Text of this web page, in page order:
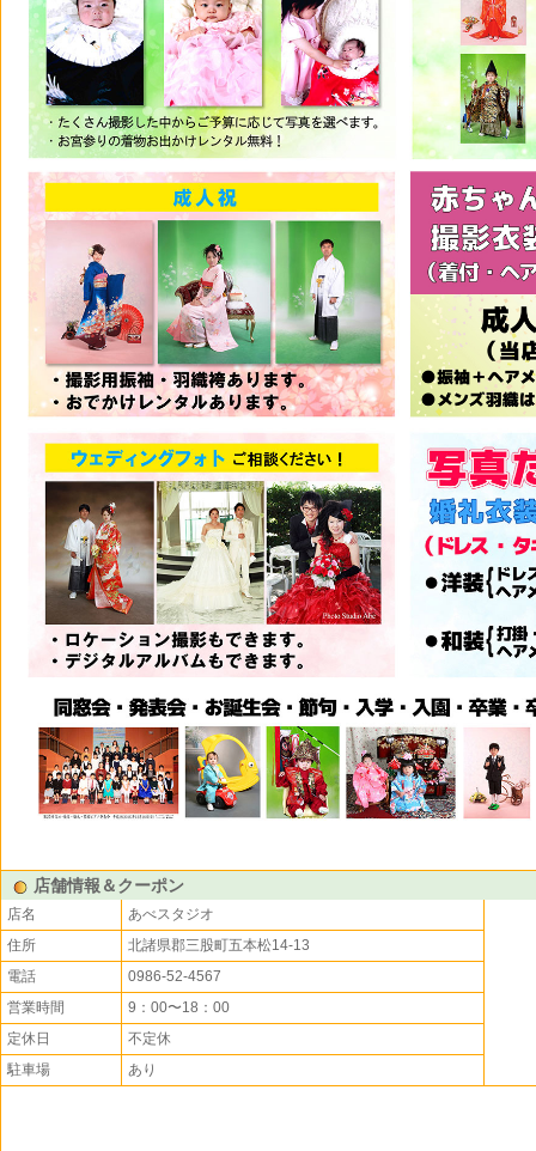
店舗情報＆クーポン
店名
あべスタジオ
住所
北諸県郡三股町五本松14-13
電話
0986-52-4567
営業時間
9：00〜18：00
定休日
不定休
駐車場
あり